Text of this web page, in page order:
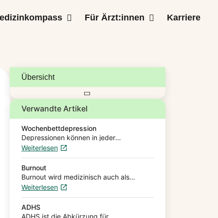
Für Ärzt:innen Karriere
Übersicht
Verwandte Artikel
Wochenbettdepression
Depressionen können in jeder
Lebensspanne auftreten. Die Geburt
eines Kindes wird von vielen mit Freude
und großem Glück assoziiert. Dennoch
erleben viele Mütter nach der…
Weiterlesen
Burnout
Burnout wird medizinisch auch als
Erschöpfungssyndrom bezeichnet.
Betroffene Menschen erleben eine
vollkommene geistige, emotionale und
physische Erschöpfung. Die Erkrankung
kann durch Stress im Beruf, im…
Weiterlesen
ADHS
ADHS ist die Abkürzung für